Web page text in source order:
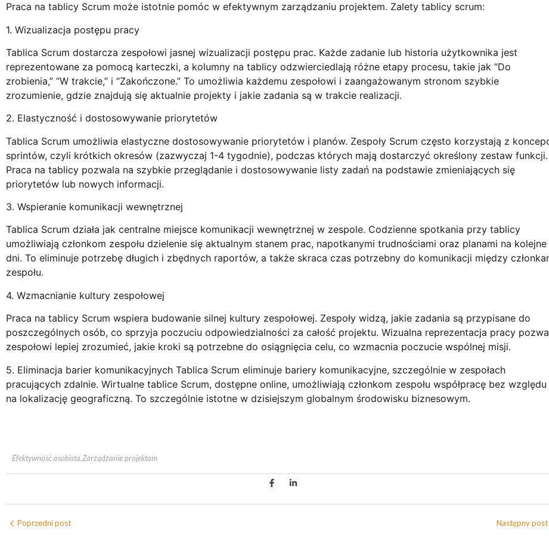
Praca na tablicy Scrum może istotnie pomóc w efektywnym zarządzaniu projektem. Zalety tablicy scrum:
1. Wizualizacja postępu pracy
Tablica Scrum dostarcza zespołowi jasnej wizualizacji postępu prac. Każde zadanie lub historia użytkownika jest
reprezentowane za pomocą karteczki, a kolumny na tablicy odzwierciedlają różne etapy procesu, takie jak “Do
zrobienia,” “W trakcie,” i “Zakończone.” To umożliwia każdemu zespołowi i zaangażowanym stronom szybkie
zrozumienie, gdzie znajdują się aktualnie projekty i jakie zadania są w trakcie realizacji.
2. Elastyczność i dostosowywanie priorytetów
Tablica Scrum umożliwia elastyczne dostosowywanie priorytetów i planów. Zespoły Scrum często korzystają z
sprintów, czyli krótkich okresów (zazwyczaj 1-4 tygodnie), podczas których mają dostarczyć określony zestaw funkcji.
Praca na tablicy pozwala na szybkie przeglądanie i dostosowywanie listy zadań na podstawie zmieniających się
priorytetów lub nowych informacji.
3. Wspieranie komunikacji wewnętrznej
Tablica Scrum działa jak centralne miejsce komunikacji wewnętrznej w zespole. Codzienne spotkania przy tablicy
umożliwiają członkom zespołu dzielenie się aktualnym stanem prac, napotkanymi trudnościami oraz planami na kolejne
dni. To eliminuje potrzebę długich i zbędnych raportów, a także skraca czas potrzebny do komunikacji między
zespołu.
4. Wzmacnianie kultury zespołowej
Praca na tablicy Scrum wspiera budowanie silnej kultury zespołowej. Zespoły widzą, jakie zadania są przypisane do
poszczególnych osób, co sprzyja poczuciu odpowiedzialności za całość projektu. Wizualna reprezentacja pracy
zespołowi lepiej zrozumieć, jakie kroki są potrzebne do osiągnięcia celu, co wzmacnia poczucie wspólnej misji.
5. Eliminacja barier komunikacyjnych Tablica Scrum eliminuje bariery komunikacyjne, szczególnie w zespołach
pracujących zdalnie. Wirtualne tablice Scrum, dostępne online, umożliwiają członkom zespołu współpracę bez względu
na lokalizację geograficzną. To szczególnie istotne w dzisiejszym globalnym środowisku biznesowym.
Efektywność osobista,Zarządzanie projektam
Poprzedni post Następny post